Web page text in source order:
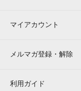
マイアカウント
メルマガ登録・解除
利用ガイド